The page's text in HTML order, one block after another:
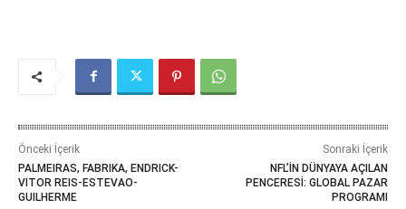
Önceki İçerik
PALMEIRAS, FABRIKA, ENDRICK-
VITOR REIS-ESTEVAO-
GUILHERME
Sonraki İçerik
NFL’İN DÜNYAYA AÇILAN
PENCERESİ: GLOBAL PAZAR
PROGRAMI